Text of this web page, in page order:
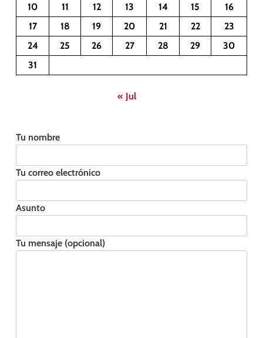
10
11 12 13 14 15
16
17
18 19 20 21 22
23
24
25 26 27 28 29
30
31
« Jul
Tu nombre
Tu correo electrónico
Asunto
Tu mensaje (opcional)